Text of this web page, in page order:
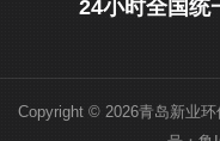
24小时全国统
Copyright © 2026青岛新业